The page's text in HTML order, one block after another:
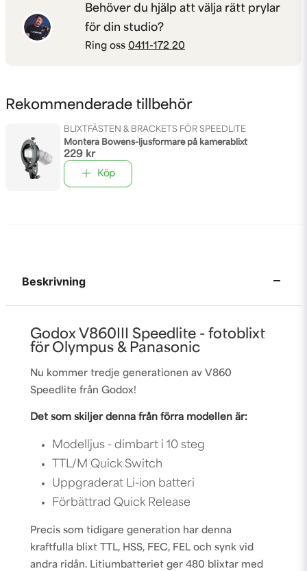
Behöver du hjälp att välja rätt prylar
för din studio?
Ring oss 0411-172 20
Rekommenderade tillbehör
BLIXTFÄSTEN & BRACKETS FÖR SPEEDLITE
Montera Bowens-ljusformare på kamerablixt
229 kr
Köp
Beskrivning
Godox V860III Speedlite - fotoblixt
för Olympus & Panasonic
Nu kommer tredje generationen av V860
Speedlite från Godox!
Det som skiljer denna från förra modellen är:
Modelljus - dimbart i 10 steg
TTL/M Quick Switch
Uppgraderat Li-ion batteri
Förbättrad Quick Release
Precis som tidigare generation har denna
kraftfulla blixt TTL, HSS, FEC, FEL och synk vid
andra ridån. Litiumbatteriet ger 480 blixtar med